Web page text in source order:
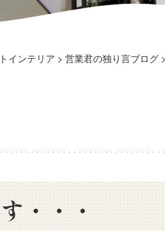
インテリア > 営業君の独り言ブログ >
・・・